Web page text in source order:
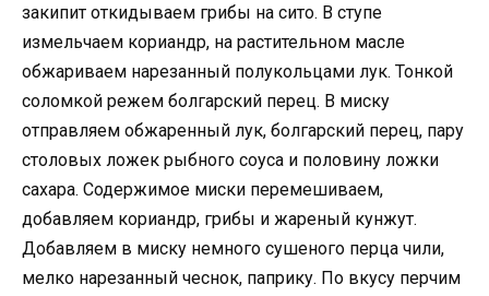
закипит откидываем грибы на сито. В ступе
измельчаем кориандр, на растительном масле
обжариваем нарезанный полукольцами лук. Тонкой
соломкой режем болгарский перец. В миску
отправляем обжаренный лук, болгарский перец, пару
столовых ложек рыбного соуса и половину ложки
сахара. Содержимое миски перемешиваем,
добавляем кориандр, грибы и жареный кунжут.
Добавляем в миску немного сушеного перца чили,
мелко нарезанный чеснок, паприку. По вкусу перчим